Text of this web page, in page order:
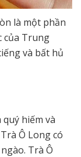
là một phần
của Trung
và bất hủ
hiếm và
Ô Long có
Trà Ô